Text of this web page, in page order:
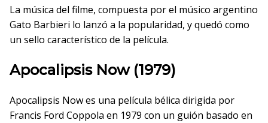
La música del filme, compuesta por el músico argentino
Gato Barbieri lo lanzó a la popularidad, y quedó como
un sello característico de la película.
Apocalipsis Now (1979)
Apocalipsis Now es una película bélica dirigida por
Francis Ford Coppola en 1979 con un guión basado en